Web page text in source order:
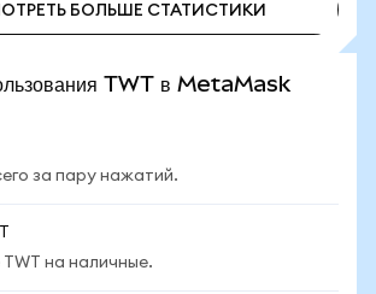
БОЛЬШЕ СТАТИСТИКИ
TWT в MetaMask
за пару нажатий.
на наличные.